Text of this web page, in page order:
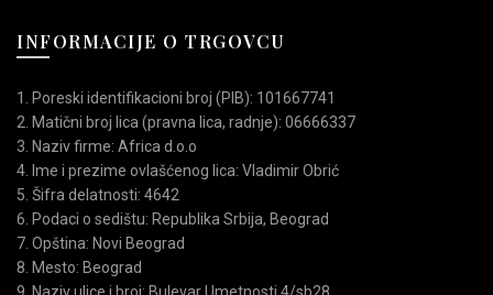
INFORMACIJE O TRGOVCU
1. Poreski identifikacioni broj (PIB): 101667741
2. Matični broj lica (pravna lica, radnje): 06666337
3. Naziv firme: Africa d.o.o
4. Ime i prezime ovlašćenog lica: Vladimir Obrić
5. Šifra delatnosti: 4642
6. Podaci o sedištu: Republika Srbija, Beograd
7. Opština: Novi Beograd
8. Mesto: Beograd
9. Naziv ulice i broj: Bulevar Umetnosti 4/sb28